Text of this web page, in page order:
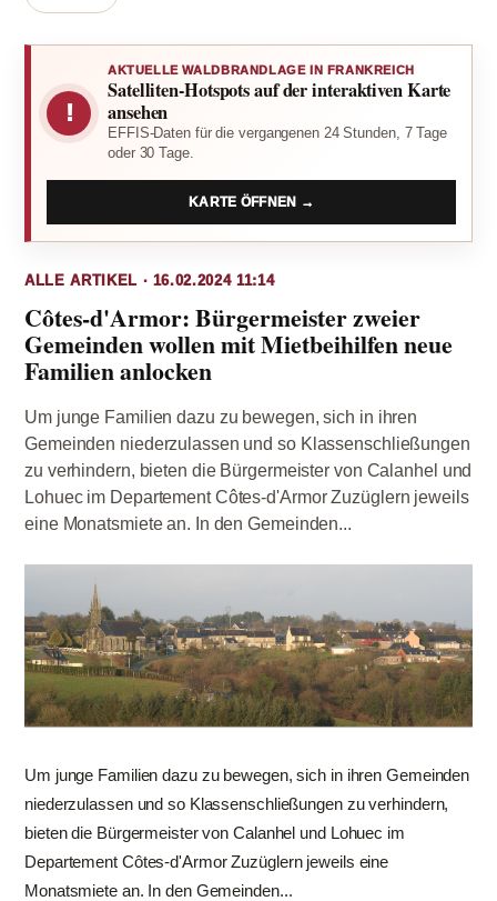
!
AKTUELLE WALDBRANDLAGE IN FRANKREICH
Satelliten-Hotspots auf der interaktiven Karte
ansehen
EFFIS-Daten für die vergangenen 24 Stunden, 7 Tage
oder 30 Tage.
KARTE ÖFFNEN →
ALLE ARTIKEL · 16.02.2024 11:14
Côtes-d'Armor: Bürgermeister zweier
Gemeinden wollen mit Mietbeihilfen neue
Familien anlocken
Um junge Familien dazu zu bewegen, sich in ihren
Gemeinden niederzulassen und so Klassenschließungen
zu verhindern, bieten die Bürgermeister von Calanhel und
Lohuec im Departement Côtes-d'Armor Zuzüglern jeweils
eine Monatsmiete an. In den Gemeinden...
Um junge Familien dazu zu bewegen, sich in ihren Gemeinden
niederzulassen und so Klassenschließungen zu verhindern,
bieten die Bürgermeister von Calanhel und Lohuec im
Departement Côtes-d'Armor Zuzüglern jeweils eine
Monatsmiete an. In den Gemeinden...